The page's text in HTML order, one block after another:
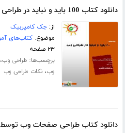
دانلود کتاب 100 باید و نباید در طراحی وب
از:جک کامپربیک
موضوع:کتاب‌های
۲۳ صفحه
برچسب‌ها: طراحی وب،
وب،نکات طراحی وب
دانلود کتاب طراحی صفحات وب